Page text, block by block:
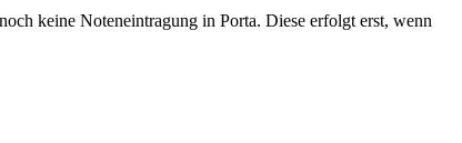
keine Noteneintragung in Porta. Diese erfolgt erst, wenn